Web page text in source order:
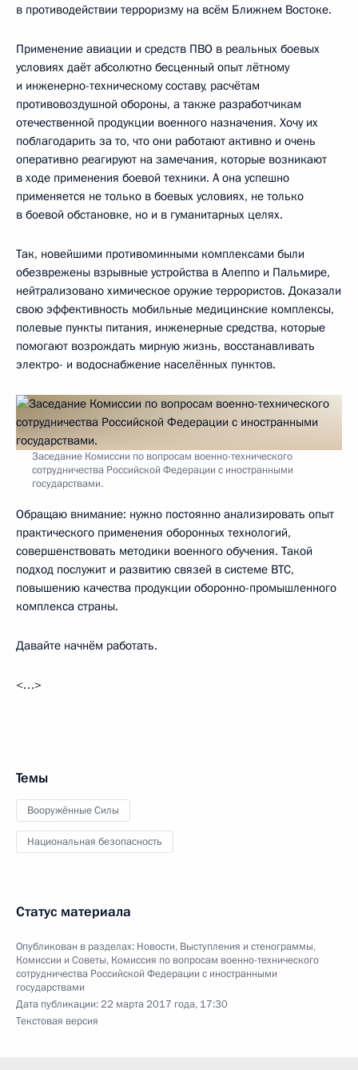
в противодействии терроризму на всём Ближнем Востоке.
Применение авиации и средств ПВО в реальных боевых
условиях даёт абсолютно бесценный опыт лётному
и инженерно-техническому составу, расчётам
противовоздушной обороны, а также разработчикам
отечественной продукции военного назначения. Хочу их
поблагодарить за то, что они работают активно и очень
оперативно реагируют на замечания, которые возникают
в ходе применения боевой техники. А она успешно
применяется не только в боевых условиях, не только
в боевой обстановке, но и в гуманитарных целях.
Так, новейшими противоминными комплексами были
обезврежены взрывные устройства в Алеппо и Пальмире,
нейтрализовано химическое оружие террористов. Доказали
свою эффективность мобильные медицинские комплексы,
полевые пункты питания, инженерные средства, которые
помогают возрождать мирную жизнь, восстанавливать
электро- и водоснабжение населённых пунктов.
Заседание Комиссии по вопросам военно-технического
сотрудничества Российской Федерации с иностранными
государствами.
Обращаю внимание: нужно постоянно анализировать опыт
практического применения оборонных технологий,
совершенствовать методики военного обучения. Такой
подход послужит и развитию связей в системе ВТС,
повышению качества продукции оборонно-промышленного
комплекса страны.
Давайте начнём работать.
<…>
Темы
Вооружённые Силы
Национальная безопасность
Статус материала
Опубликован в разделах: Новости, Выступления и стенограммы,
Комиссии и Советы, Комиссия по вопросам военно-технического
сотрудничества Российской Федерации с иностранными
государствами
Дата публикации:22 марта 2017 года, 17:30
Текстовая версия